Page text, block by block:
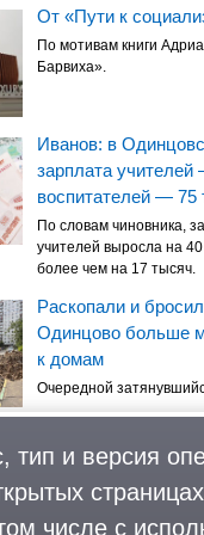
От «Пути к
По мотивам книги
Барвиха».
Иванов: в
зарплата
воспитателей — 75
По словам чиновника,
учителей выросла на
более чем на 17 тысяч.
Раскопали и
Одинцово больше
к домам
Очередной
тип и версия
числе с